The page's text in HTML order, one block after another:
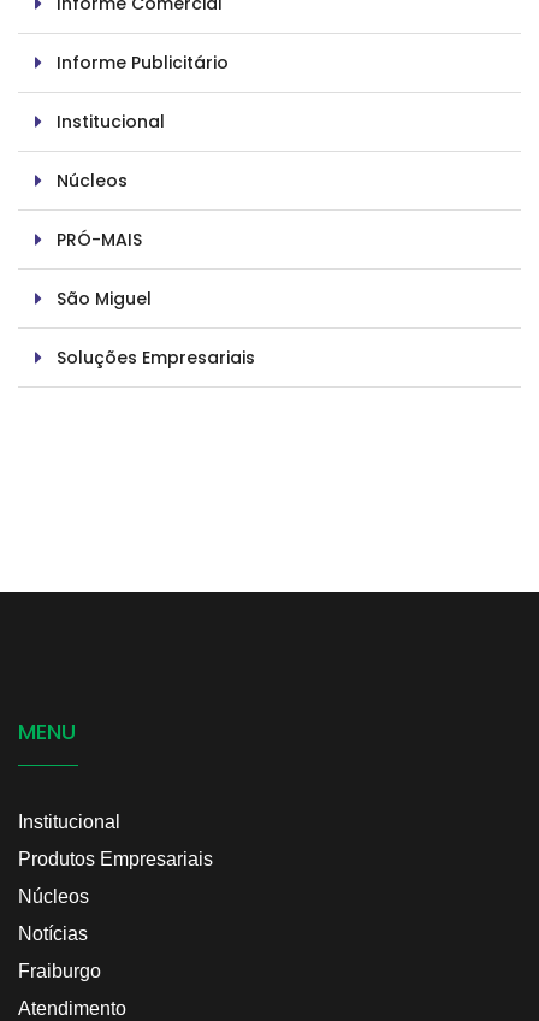
Informe Publicitário
Institucional
Núcleos
PRÓ-MAIS
São Miguel
Soluções Empresariais
MENU
Institucional
Produtos Empresariais
Núcleos
Notícias
Fraiburgo
Atendimento